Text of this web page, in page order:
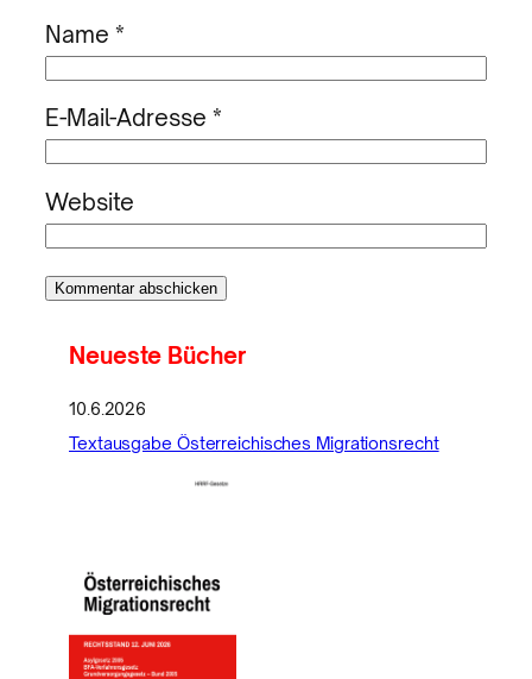
Name *
E-Mail-Adresse *
Website
Neueste Bücher
10.6.2026
Textausgabe Österreichisches Migrationsrecht